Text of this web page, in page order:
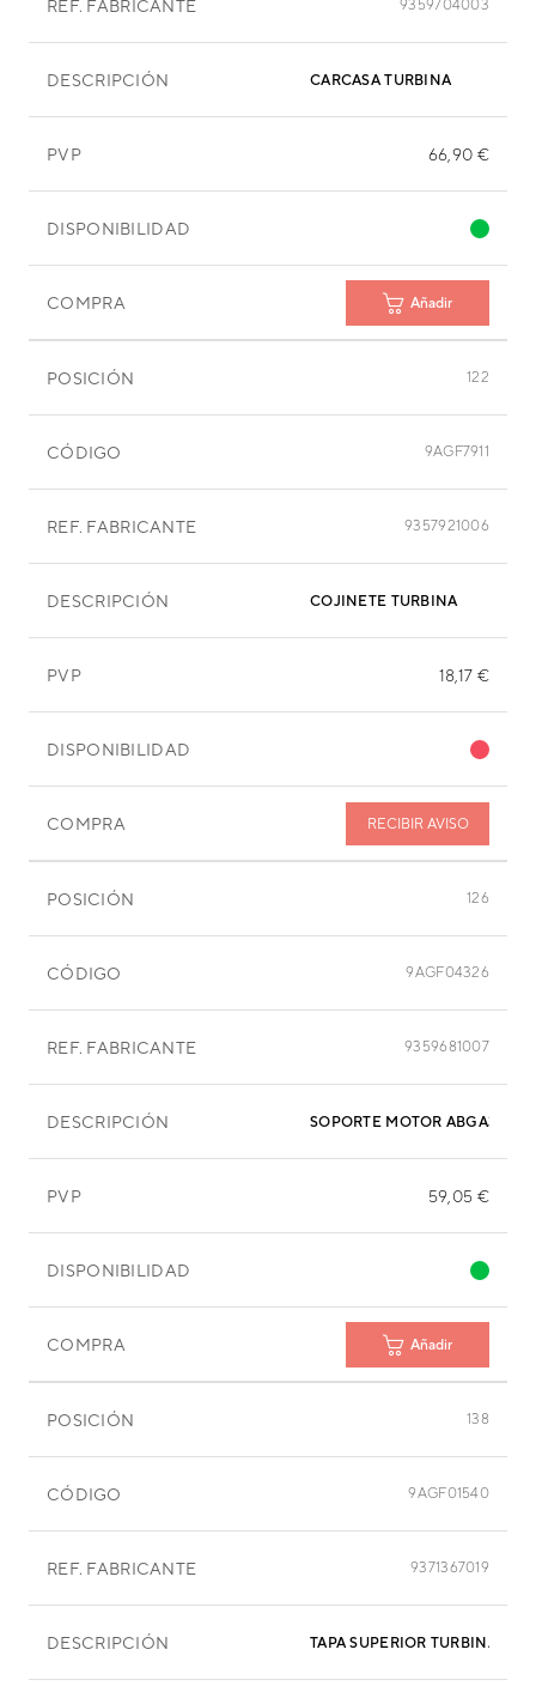
REF. FABRICANTE 9359704003
DESCRIPCIÓN CARCASA TURBINA
PVP 66,90 €
DISPONIBILIDAD
COMPRA Añadir
POSICIÓN 122
CÓDIGO 9AGF7911
REF. FABRICANTE 9357921006
DESCRIPCIÓN COJINETE TURBINA
PVP 18,17 €
DISPONIBILIDAD
COMPRA RECIBIR AVISO
POSICIÓN 126
CÓDIGO 9AGF04326
REF. FABRICANTE 9359681007
DESCRIPCIÓN SOPORTE MOTOR
PVP 59,05 €
DISPONIBILIDAD
COMPRA Añadir
POSICIÓN 138
CÓDIGO 9AGF01540
REF. FABRICANTE 9371367019
DESCRIPCIÓN TAPA SUPERIOR TURBINA 220